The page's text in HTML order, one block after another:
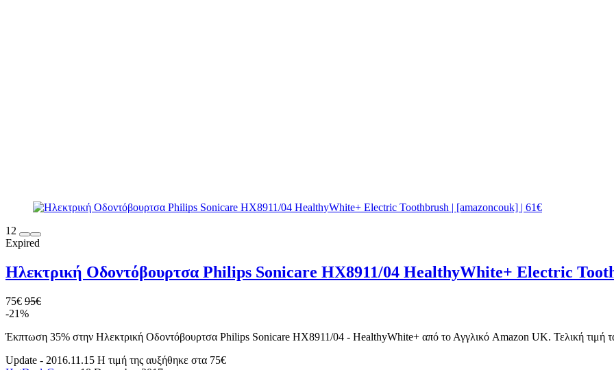
12
Expired
Ηλεκτρική Οδοντόβουρτσα Philips Sonicare HX8911/04 HealthyWhite+ Electric
75€ 95€
-21%
Έκπτωση 35% στην Ηλεκτρική Οδοντόβουρτσα Philips Sonicare HX8911/04 - HealthyWhite+ από το Αγγλικό Amazon UK. Τελική τιμή
Update - 2016.11.15 Η τιμή της αυξήθηκε στα 75€